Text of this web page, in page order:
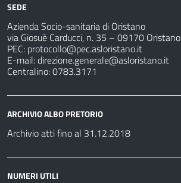
SEDE
Azienda Socio-sanitaria di Oristano
via Giosuè Carducci, n. 35 – 09170 Oristano
PEC: protocollo@pec.asloristano.it
E-mail:direzione.generale@asloristano.it
Centralino: 0783.3171
ARCHIVIO ALBO PRETORIO
Archivio atti fino al 31.12.2018
NUMERI UTILI